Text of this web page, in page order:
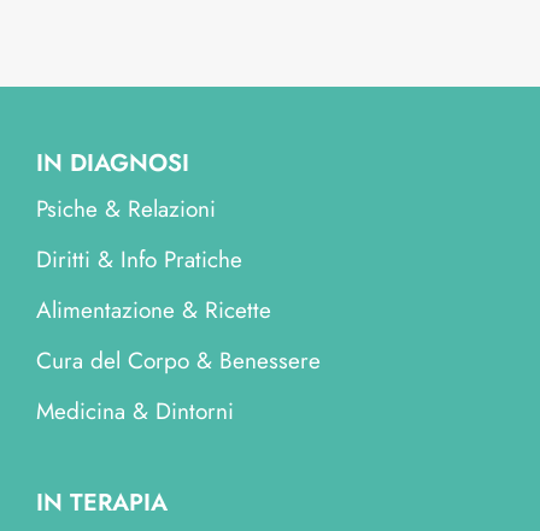
IN DIAGNOSI
Psiche & Relazioni
Diritti & Info Pratiche
Alimentazione & Ricette
Cura del Corpo & Benessere
Medicina & Dintorni
IN TERAPIA